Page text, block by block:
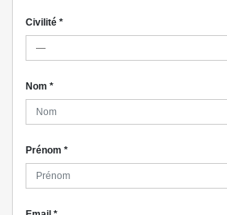
Civilité *
Nom *
Prénom *